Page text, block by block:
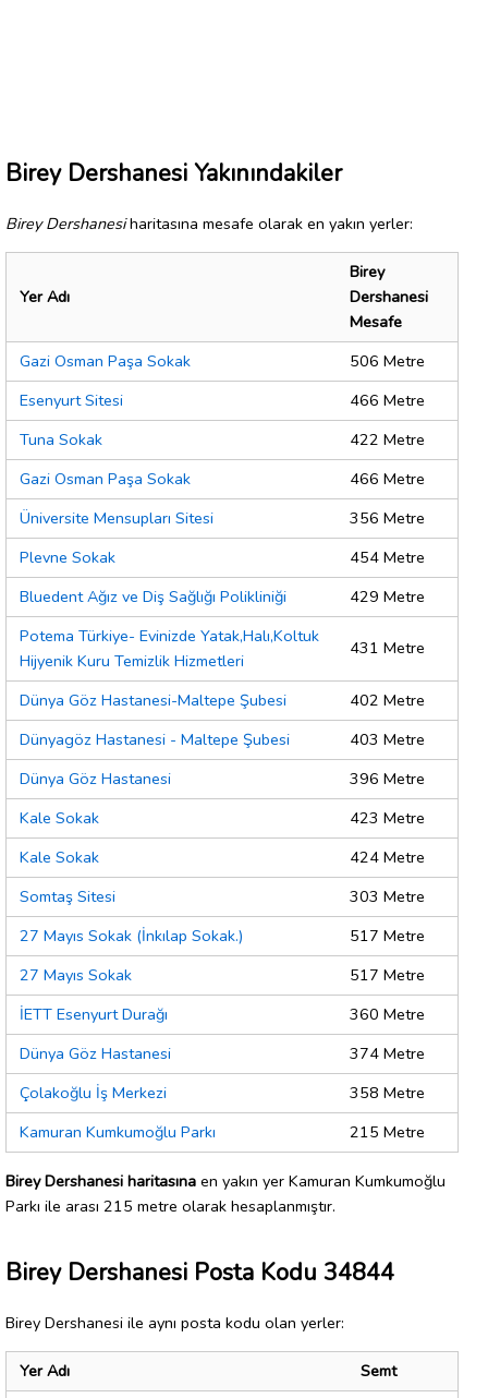
Birey Dershanesi Yakınındakiler
Birey Dershanesiharitasına mesafe olarak en yakın yerler:
Yer Adı
Birey
Dershanesi
Mesafe
Gazi Osman Paşa Sokak
506 Metre
Esenyurt Sitesi
466 Metre
Tuna Sokak
422 Metre
Gazi Osman Paşa Sokak
466 Metre
Üniversite Mensupları Sitesi
356 Metre
Plevne Sokak
454 Metre
Bluedent Ağız ve Diş Sağlığı Polikliniği
429 Metre
Potema Türkiye- Evinizde Yatak,Halı,Koltuk
Hijyenik Kuru Temizlik Hizmetleri
431 Metre
Dünya Göz Hastanesi-Maltepe Şubesi
402 Metre
Dünyagöz Hastanesi - Maltepe Şubesi
403 Metre
Dünya Göz Hastanesi
396 Metre
Kale Sokak
423 Metre
Kale Sokak
424 Metre
Somtaş Sitesi
303 Metre
27 Mayıs Sokak (İnkılap Sokak.)
517 Metre
27 Mayıs Sokak
517 Metre
İETT Esenyurt Durağı
360 Metre
Dünya Göz Hastanesi
374 Metre
Çolakoğlu İş Merkezi
358 Metre
Kamuran Kumkumoğlu Parkı
215 Metre
Birey Dershanesi haritasına en yakın yer Kamuran Kumkumoğlu
Parkı ile arası 215 metre olarak hesaplanmıştır.
Birey Dershanesi Posta Kodu 34844
Birey Dershanesi ile aynı posta kodu olan yerler:
Yer Adı Semt